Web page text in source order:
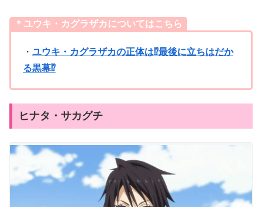
＊ユウキ・カグラザカについてはこちら
・ ユウキ・カグラザカの正体は⁉最後に立ちはだか
る黒幕⁉
ヒナタ・サカグチ